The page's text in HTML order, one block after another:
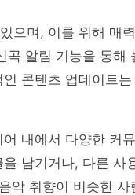
으며, 이를 위해 매
알림 기능을 통해
콘텐츠 업데이트
내에서 다양한 커
남기거나, 다른 사
악 취향이 비슷한 사